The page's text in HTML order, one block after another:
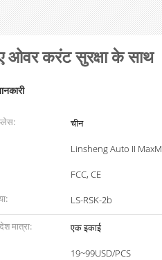
ओवर करंट सुरक्षा के साथ
चीन
Linsheng Auto II MaxM
FCC, CE
LS-RSK-2b
मात्रा:
एक इकाई
19~99USD/PCS